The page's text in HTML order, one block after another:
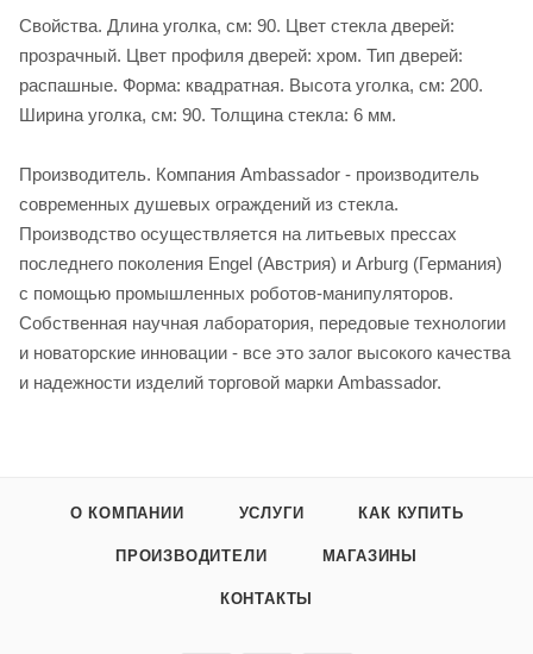
Свойства. Длина уголка, см: 90. Цвет стекла дверей:
прозрачный. Цвет профиля дверей: хром. Тип дверей:
распашные. Форма: квадратная. Высота уголка, см: 200.
Ширина уголка, см: 90. Толщина стекла: 6 мм.
Производитель. Компания Ambassador - производитель
современных душевых ограждений из стекла.
Производство осуществляется на литьевых прессах
последнего поколения Engel (Австрия) и Arburg (Германия)
с помощью промышленных роботов-манипуляторов.
Собственная научная лаборатория, передовые технологии
и новаторские инновации - все это залог высокого качества
и надежности изделий торговой марки Ambassador.
О КОМПАНИИ УСЛУГИ КАК КУПИТЬ
ПРОИЗВОДИТЕЛИ МАГАЗИНЫ
КОНТАКТЫ